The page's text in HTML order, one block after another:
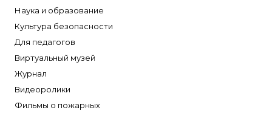
Наука и образование
Культура безопасности
Для педагогов
Виртуальный музей
Журнал
Видеоролики
Фильмы о пожарных